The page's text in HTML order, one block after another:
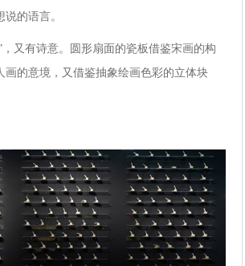
的语言。
，又有诗意。圆形扇面的瓷板借鉴宋画的构
画的意境，又借鉴抽象绘画色彩的立体块